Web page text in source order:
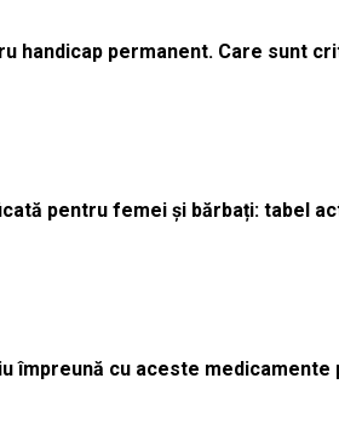
handicap permanent. Care sunt
pentru femei și bărbați: tabel
împreună cu aceste medicamente